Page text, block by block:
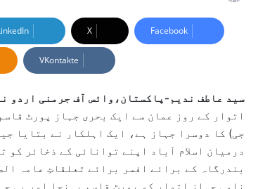
n
d
n
e
Facebook
X
VKontakte
سید عاطف ندیم-پاکستان،وائس آف جرمنی اردو
اتوار کے روز عمان سے ایک بحری جہاز پورٹ
جی) کا دوسرا جہاز ہے، ایک اہلکار نے بتایا
درمیان اسلام آباد اپنے توانائی کے ذخائر کو
بندرگاہ کے برائے افسر برائے تعلقاتِ عامہ